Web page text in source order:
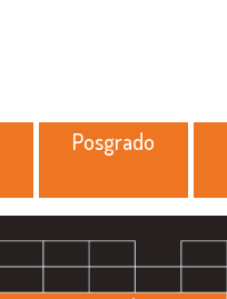
Posgrado